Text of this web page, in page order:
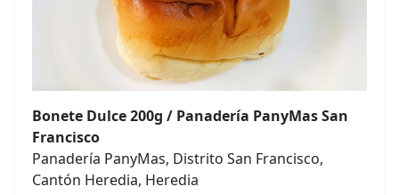
Bonete Dulce 200g / Panadería PanyMas San
Francisco
Panadería PanyMas, Distrito San Francisco,
Cantón Heredia, Heredia